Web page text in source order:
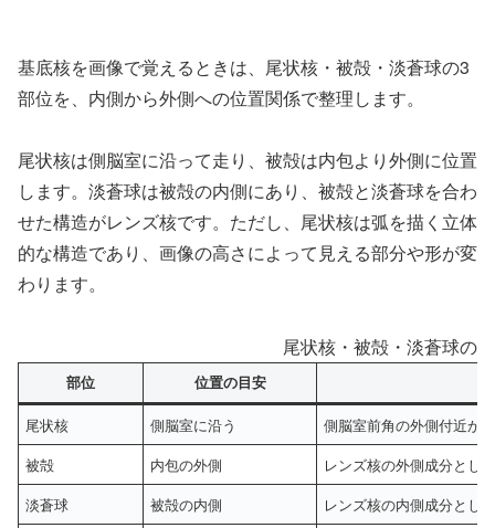
基底核を画像で覚えるときは、尾状核・被殻・淡蒼球の3
部位を、内側から外側への位置関係で整理します。
尾状核は側脳室に沿って走り、被殻は内包より外側に位置
します。淡蒼球は被殻の内側にあり、被殻と淡蒼球を合わ
せた構造がレンズ核です。ただし、尾状核は弧を描く立体
的な構造であり、画像の高さによって見える部分や形が変
わります。
尾状核・被殻・淡蒼球の
部位 位置の目安
尾状核 側脳室に沿う
側脳室前角の外側付近か
被殻
内包の外側
レンズ核の外側成分とし
淡蒼球
被殻の内側
レンズ核の内側成分とし